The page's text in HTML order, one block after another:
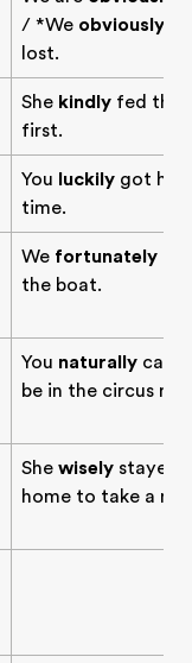
/ *We obviously
lost.
She kindly fed the
first.
You luckily got
time.
We fortunately
the boat.
You naturally
be in the circus
She wisely stayed
home to take a